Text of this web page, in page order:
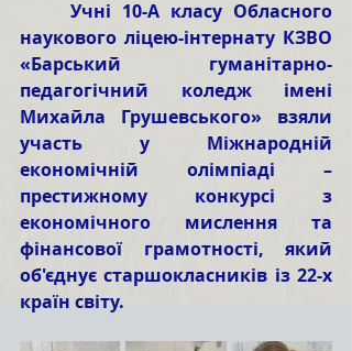
наукового ліцею-інтернату КЗВО
«Барський гуманітарно-
педагогічний коледж імені
Михайла Грушевського» взяли
участь у Міжнародній
економічній олімпіаді –
престижному конкурсі з
економічного мислення та
фінансової грамотності, який
об'єднує старшокласників із 22-х
країн світу.